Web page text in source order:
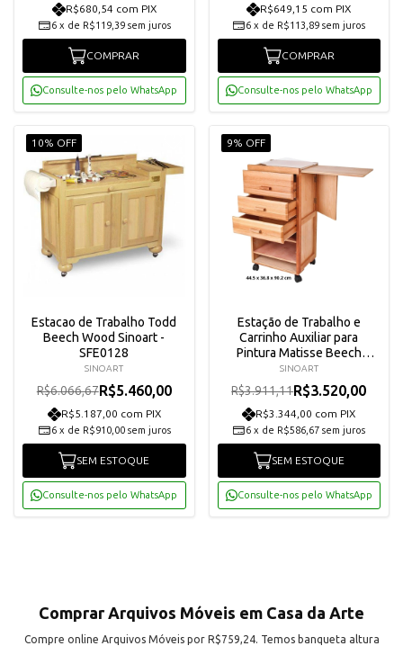
R$680,54 com PIX
6 x de R$119,39 sem juros
COMPRAR
Consulte-nos pelo WhatsApp
R$649,15 com PIX
6 x de R$113,89 sem juros
COMPRAR
Consulte-nos pelo WhatsApp
10% OFF
Estacao de Trabalho Todd
Beech Wood Sinoart -
SFE0128
SINOART
R$6.066,67R$5.460,00
R$5.187,00 com PIX
6 x de R$910,00 sem juros
SEM ESTOQUE
Consulte-nos pelo WhatsApp
9% OFF
Estação de Trabalho e
Carrinho Auxiliar para
Pintura Matisse Beech
Wood Sinoart - SFE0127
SINOART
R$3.911,11R$3.520,00
R$3.344,00 com PIX
6 x de R$586,67 sem juros
SEM ESTOQUE
Consulte-nos pelo WhatsApp
Comprar Arquivos Móveis em Casa da Arte
Compre online Arquivos Móveis por R$759,24. Temos banqueta altura